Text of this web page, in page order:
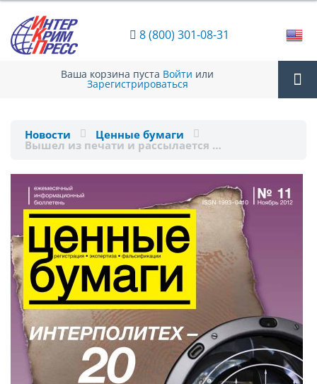
8 (800) 301-08-31
Ваша корзина пуста Войти или
Зарегистрироваться
Новости Ценные бумаги
Вышел из печати и рассылается …